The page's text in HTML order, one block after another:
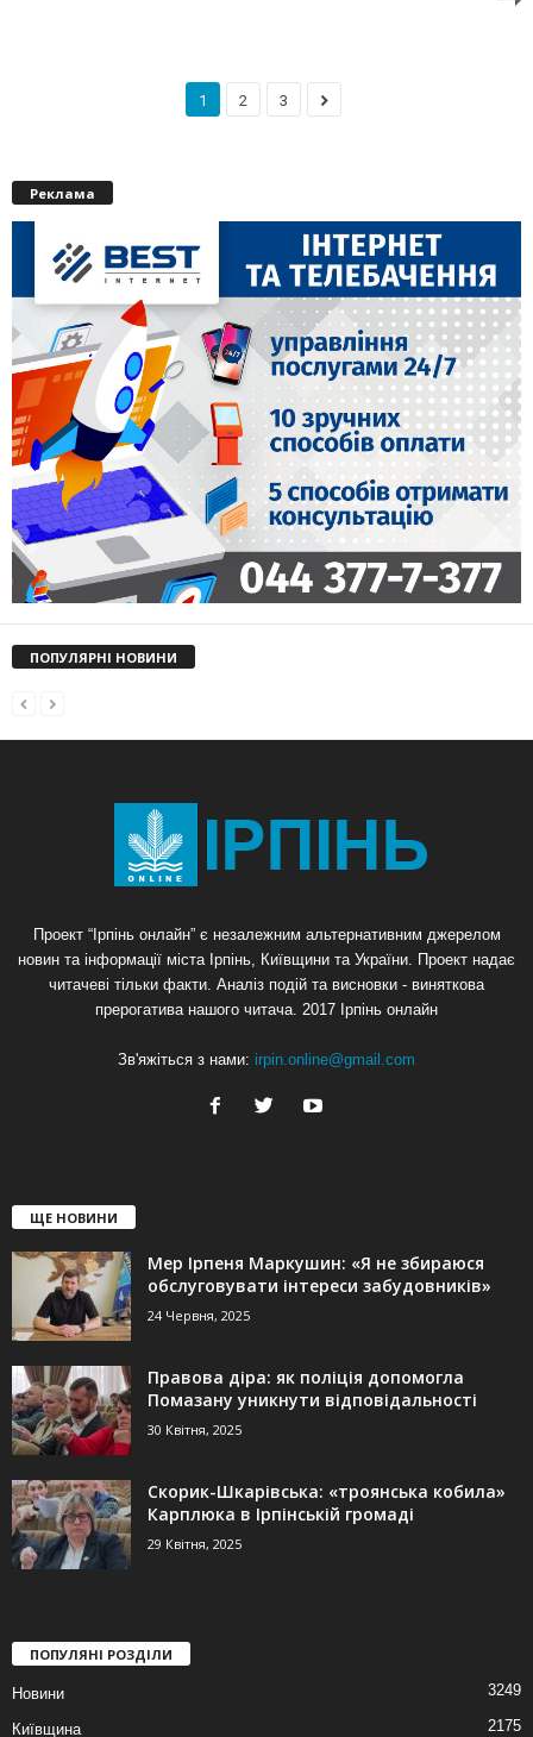
1 2 3
Реклама
ПОПУЛЯРНІ НОВИНИ
Проект “Ірпінь онлайн” є незалежним альтернативним джерелом
новин та інформації міста Ірпінь, Київщини та України. Проект надає
читачеві тільки факти. Аналіз подій та висновки - виняткова
прерогатива нашого читача. 2017 Ірпінь онлайн
Зв'яжіться з нами: irpin.online@gmail.com
ЩЕ НОВИНИ
Мер Ірпеня Маркушин: «Я не збираюся
обслуговувати інтереси забудовників»
24 Червня, 2025
Правова діра: як поліція допомогла
Помазану уникнути відповідальності
30 Квітня, 2025
Скорик-Шкарівська: «троянська кобила»
Карплюка в Ірпінській громаді
29 Квітня, 2025
ПОПУЛЯНІ РОЗДІЛИ
Новини 3249
Київщина 2175